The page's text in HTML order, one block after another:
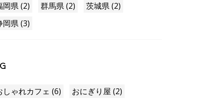
岡県 (2)
群馬県 (2)
茨城県 (2)
岡県 (3)
しゃれカフェ (6)
おにぎり屋 (2)